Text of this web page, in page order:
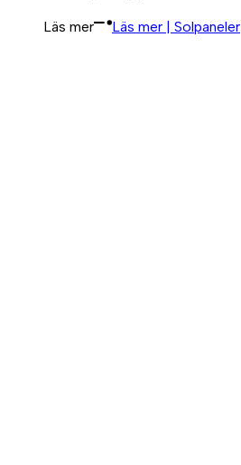
Läs mer Läs mer | Solpaneler